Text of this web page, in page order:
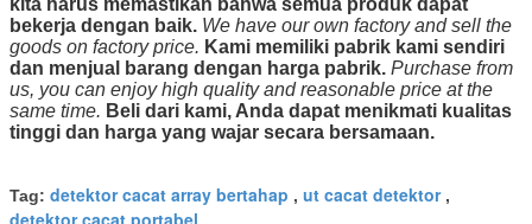
bekerja dengan baik. We have our own factory and sell the
goods on factory price. Kami memiliki pabrik kami sendiri
dan menjual barang dengan harga pabrik. Purchase from
us, you can enjoy high quality and reasonable price at the
same time. Beli dari kami, Anda dapat menikmati kualitas
tinggi dan harga yang wajar secara bersamaan.
Tag: detektor cacat array bertahap , ut cacat detektor,
detektor cacat portabel